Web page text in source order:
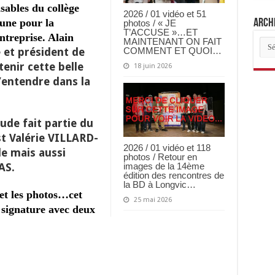
2026 / 01 vidéo et 51
photos / « JE
T’ACCUSE »…ET
MAINTENANT ON FAIT
COMMENT ET QUOI…
18 juin 2026
2026 / 01 vidéo et 118
photos / Retour en
images de la 14ème
édition des rencontres de
la BD à Longvic…
25 mai 2026
du collège
pour la
Alain
et président de
cette belle
dans la
fait partie du
Valérie VILLARD-
mais aussi
les photos…cet
avec deux
des